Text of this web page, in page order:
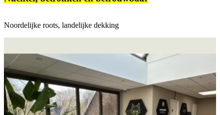
Noordelijke roots, landelijke dekking